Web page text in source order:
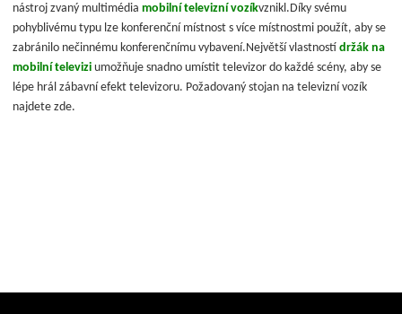
nástroj zvaný multimédia mobilní televizní vozíkvznikl.Díky svému
pohyblivému typu lze konferenční místnost s více místnostmi použít, aby se
zabránilo nečinnému konferenčnímu vybavení.Největší vlastností držák na
mobilní televizi umožňuje snadno umístit televizor do každé scény, aby se
lépe hrál zábavní efekt televizoru. Požadovaný stojan na televizní vozík
najdete zde.